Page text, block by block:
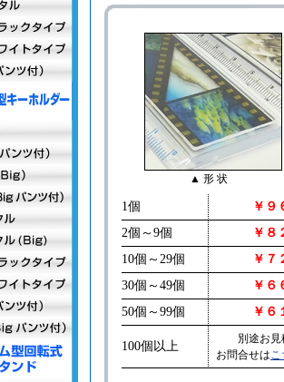
▲ 形 状
1個
￥９
2個～9個
￥８
10個～29個
￥７
30個～49個
￥６
50個～99個
￥６
100個以上
別途お見
お問合せはこ